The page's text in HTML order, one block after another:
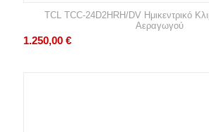
TCL TCC-24D2HRH/DV Ημικεντρικό
Αεραγωγού
1.250,00 €